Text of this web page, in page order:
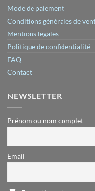
Mode de paiement
Conditions générales de
Mentions légales
Politique de confidentialité
FAQ
Contact
NEWSLETTER
Prénom ou nom complet
Email